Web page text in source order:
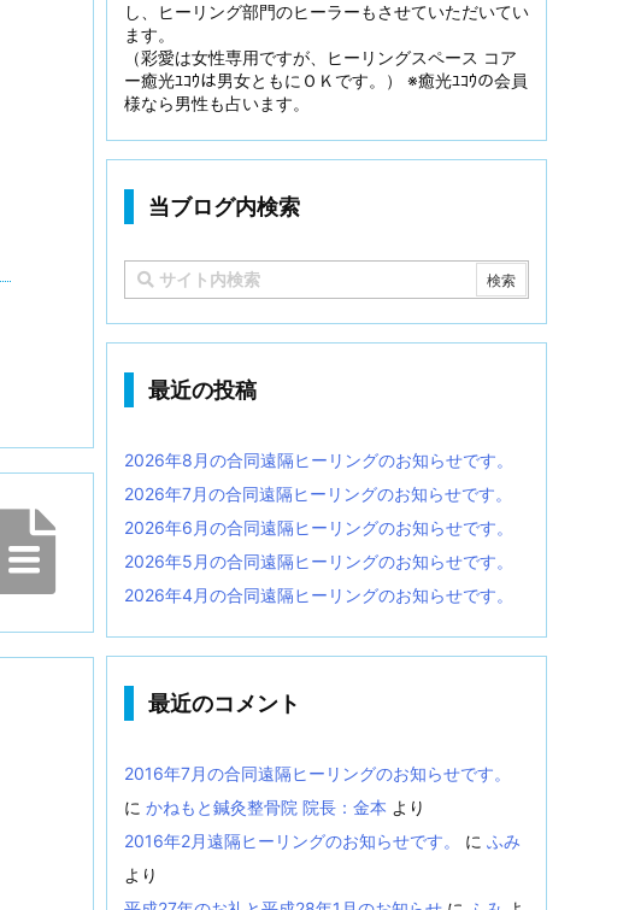
し、ヒーリング部門のヒーラーもさせていただいてい
ます。
（彩愛は女性専用ですが、ヒーリングスペース コア
ー癒光ﾕｺｳは男女ともにＯＫです。） ※癒光ﾕｺｳの会員
様なら男性も占います。
当ブログ内検索
最近の投稿
2026年8月の合同遠隔ヒーリングのお知らせです。
2026年7月の合同遠隔ヒーリングのお知らせです。
2026年6月の合同遠隔ヒーリングのお知らせです。
2026年5月の合同遠隔ヒーリングのお知らせです。
2026年4月の合同遠隔ヒーリングのお知らせです。
最近のコメント
2016年7月の合同遠隔ヒーリングのお知らせです。
に かねもと鍼灸整骨院 院長：金本 より
2016年2月遠隔ヒーリングのお知らせです。
に ふみ
より